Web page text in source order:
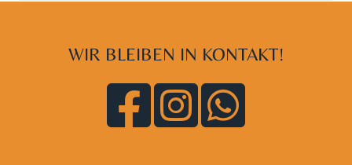
WIR BLEIBEN IN KONTAKT!